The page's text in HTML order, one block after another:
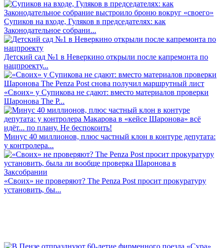
Супиков на входе, Гуляков в председателях: как
Законодательное собрани...
Детский сад №1 в Неверкино открыли после капремонта по
нацпроекту...
«Своих» у Супикова не сдают: вместо материалов проверки
Шаронова The P...
Минус 40 миллионов, плюс частный клон в контуре депутата:
у контролера...
«Своих» не проверяют? The Penza Post просит прокуратуру
установить, бы...